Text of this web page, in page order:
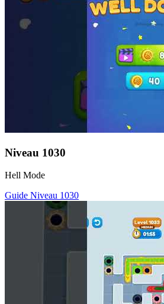
Niveau 1030
Hell Mode
Guide Niveau 1030